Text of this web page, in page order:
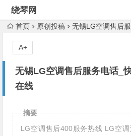
绕琴网
首页 原创投稿 无锡LG空调售后服
无锡LG空调售后服务电话_
在线
A+
摘要
LG空调售后400服务热线 LG空